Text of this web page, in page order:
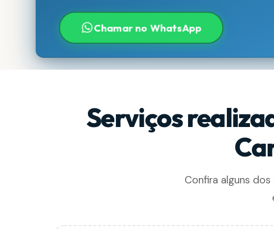
Chamar no WhatsApp
Serviços
Confira alguns